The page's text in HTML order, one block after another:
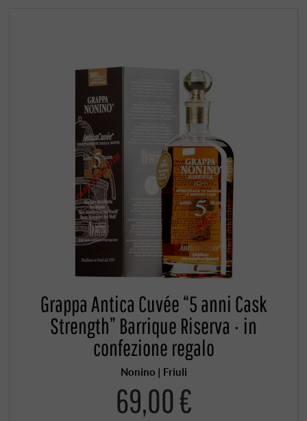
Grappa Antica Cuvée “5 anni Cask
Strength” Barrique Riserva · in
confezione regalo
Nonino | Friuli
69,00 €